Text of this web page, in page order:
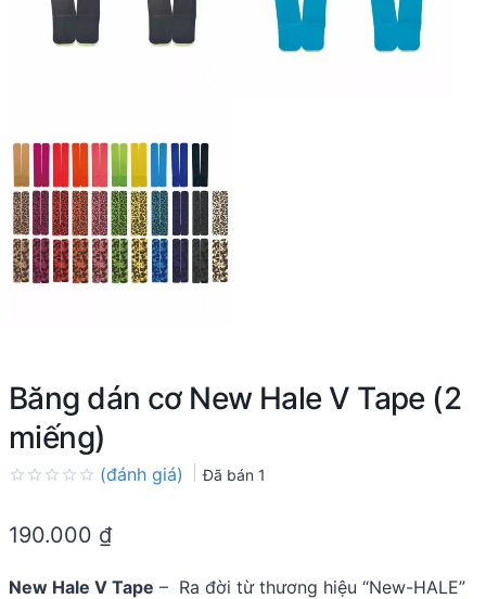
Băng dán cơ New Hale V Tape (2
miếng)
out
(đánh giá) Đã bán 1
190.000 ₫
New Hale V Tape – Ra đời từ thương hiệu “New-HALE”